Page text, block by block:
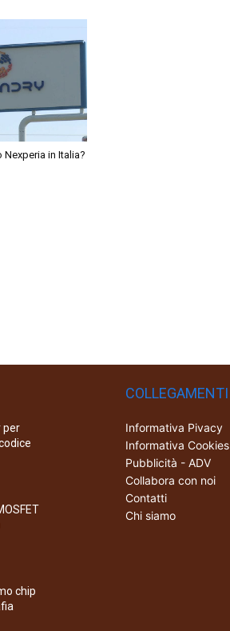
in Italia?
per
chip
COLLEGAMENTI
Informativa Pivacy
Informativa Cookies
Pubblicità - ADV
Collabora con noi
Contatti
Chi siamo